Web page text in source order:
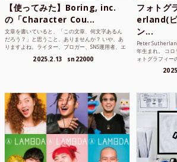
【使ってみた】Boring, inc.
の「Character Cou...
文章を書いていると、「この文章、何文字あるん
だろう？」と思うこと、ありませんか？ いや、あ
りますよね。ライター、ブロガー、SNS運用者、エ
2025.2.13 sn22000
フォトグ
erland(ピ
ン...
Peter
年生まれ。 コ
ォトグラフィー